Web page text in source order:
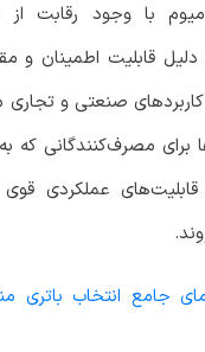
با وجود رقابت از
قابلیت اطمینان و
صنعتی و تجاری
برای مصرف‌کنندگانی که
عملکردی قوی
جامع انتخاب باتری